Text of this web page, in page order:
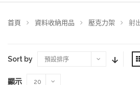
首頁 資料收納用品 壓克力架 射
Sort by 預設排序
顯示 20